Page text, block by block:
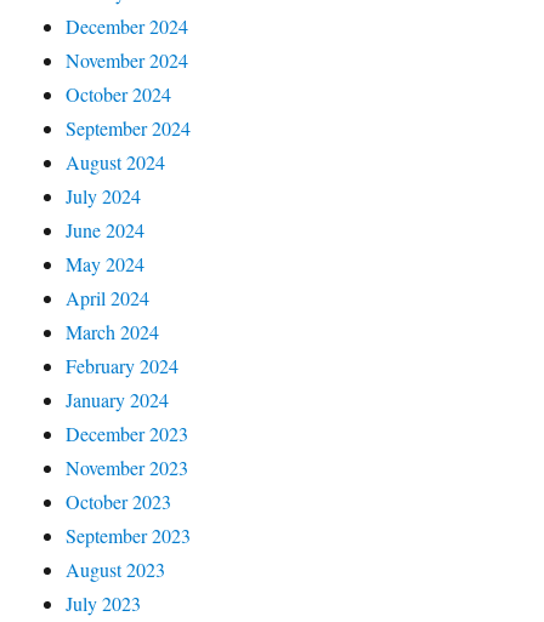
December 2024
November 2024
October 2024
September 2024
August 2024
July 2024
June 2024
May 2024
April 2024
March 2024
February 2024
January 2024
December 2023
November 2023
October 2023
September 2023
August 2023
July 2023